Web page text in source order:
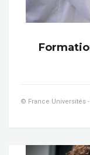
© France Universités